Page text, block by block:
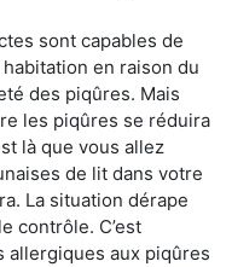
sont capables de
en raison du
des piqûres. Mais
les piqûres se réduira
là que vous allez
de lit dans votre
La situation dérape
contrôle. C’est
allergiques aux piqûres